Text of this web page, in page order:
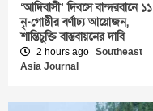
‘আদিবাসী’ দিবসে বান্দরবানে ১১
নৃ-গোষ্ঠীর বর্ণাঢ্য আয়োজন,
শান্তিচুক্তি বাস্তবায়নের দাবি
2 hours ago Southeast
Asia Journal